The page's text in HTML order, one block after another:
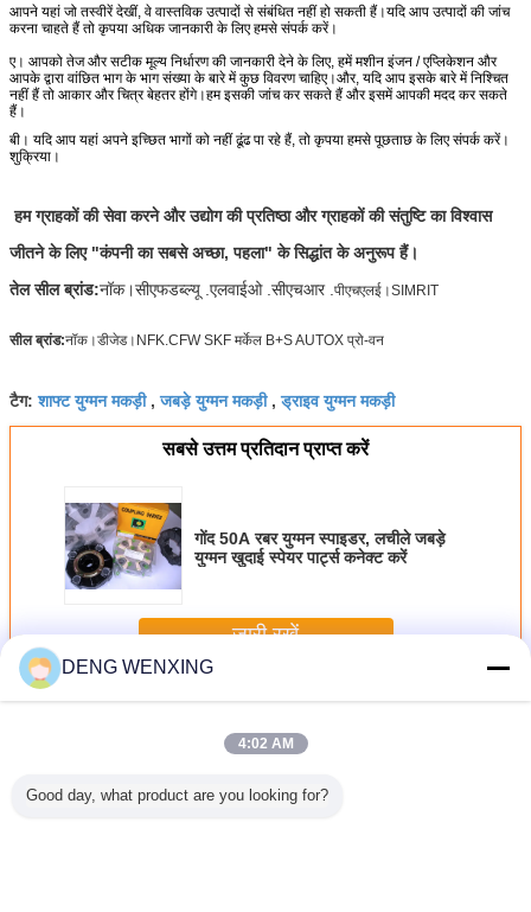
आपने यहां जो तस्वीरें देखीं, वे वास्तविक उत्पादों से संबंधित नहीं हो सकती हैं।यदि आप उत्पादों की जांच
करना चाहते हैं तो कृपया अधिक जानकारी के लिए हमसे संपर्क करें।
ए। आपको तेज और सटीक मूल्य निर्धारण की जानकारी देने के लिए, हमें मशीन इंजन / एप्लिकेशन और
आपके द्वारा वांछित भाग के भाग संख्या के बारे में कुछ विवरण चाहिए।और, यदि आप इसके बारे में निश्चित
नहीं हैं तो आकार और चित्र बेहतर होंगे।हम इसकी जांच कर सकते हैं और इसमें आपकी मदद कर सकते
हैं।
बी। यदि आप यहां अपने इच्छित भागों को नहीं ढूंढ पा रहे हैं, तो कृपया हमसे पूछताछ के लिए संपर्क करें।
शुक्रिया।
हम ग्राहकों की सेवा करने और उद्योग की प्रतिष्ठा और ग्राहकों की संतुष्टि का विश्वास
जीतने के लिए "कंपनी का सबसे अच्छा, पहला" के सिद्धांत के अनुरूप हैं।
तेल सील ब्रांड:नॉक।सीएफडब्ल्यू .एलवाईओ .सीएचआर . पीएचएलई।SIMRIT
सील ब्रांड:नॉक।डीजेड।NFK.CFW SKF मर्केल B+S AUTOX प्रो-वन
टैग:शाफ्ट युग्मन मकड़ी,जबड़े युग्मन मकड़ी,ड्राइव युग्मन मकड़ी
सबसे उत्तम प्रतिदान प्राप्त करें
गोंद 50A रबर युग्मन स्पाइडर, लचीले जबड़े
युग्मन खुदाई स्पेयर पार्ट्स कनेक्ट करें
जारी रखें
अधिकरबड़ युग्मन स्पाइडर
DENG WENXING
4:02 AM
Good day, what product are you looking for?